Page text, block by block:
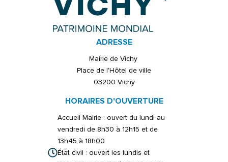
ADRESSE
Mairie de Vichy
Place de l'Hôtel de ville
03200 Vichy
HORAIRES D'OUVERTURE
Accueil Mairie : ouvert du lundi au
vendredi de 8h30 à 12h15 et de
13h45 à 18h00
État civil : ouvert les lundis et